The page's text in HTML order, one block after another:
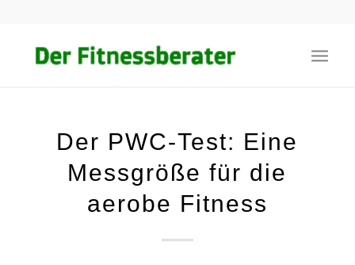
Der PWC-Test: Eine
Messgröße für die
aerobe Fitness